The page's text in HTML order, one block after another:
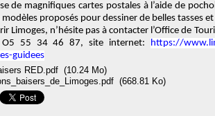
de magnifiques cartes postales à l’aide de
modèles proposés pour dessiner de belles tasses
Limoges, n’hésite pas à contacter l’Office de Touri
O5 55 34 46 87, site internet: https://
guidees
RED.pdf (10.24 Mo)
(668.81 Ko)